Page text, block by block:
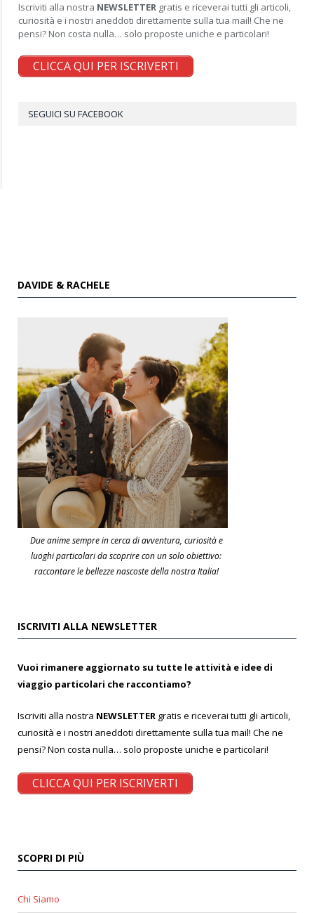
Iscriviti alla nostra NEWSLETTER gratis e riceverai tutti gli articoli,
curiosità e i nostri aneddoti direttamente sulla tua mail! Che ne
pensi? Non costa nulla… solo proposte uniche e particolari!
CLICCA QUI PER ISCRIVERTI
SEGUICI SU FACEBOOK
DAVIDE & RACHELE
Due anime sempre in cerca di avventura, curiosità e
luoghi particolari da scoprire con un solo obiettivo:
raccontare le bellezze nascoste della nostra Italia!
ISCRIVITI ALLA NEWSLETTER
Vuoi rimanere aggiornato su tutte le attività e idee di
viaggio particolari che raccontiamo?
Iscriviti alla nostra NEWSLETTER gratis e riceverai tutti gli articoli,
curiosità e i nostri aneddoti direttamente sulla tua mail! Che ne
pensi? Non costa nulla… solo proposte uniche e particolari!
CLICCA QUI PER ISCRIVERTI
SCOPRI DI PIÙ
Chi Siamo